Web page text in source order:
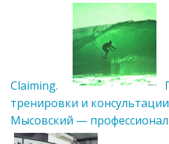
Claiming.
тренировки и
Мысовский —